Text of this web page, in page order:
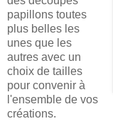
papillons toutes
plus belles les
unes que les
autres avec un
choix de tailles
pour convenir à
l'ensemble de vos
créations.